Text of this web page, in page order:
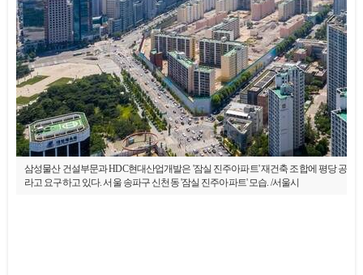
삼성물산 건설부문과 HDC현대산업개발은 '잠실 진주아파트' 재건축 조합에 평당 공사
라고 요구하고 있다. 서울 송파구 신천동 '잠실 진주아파트' 모습. /서울시